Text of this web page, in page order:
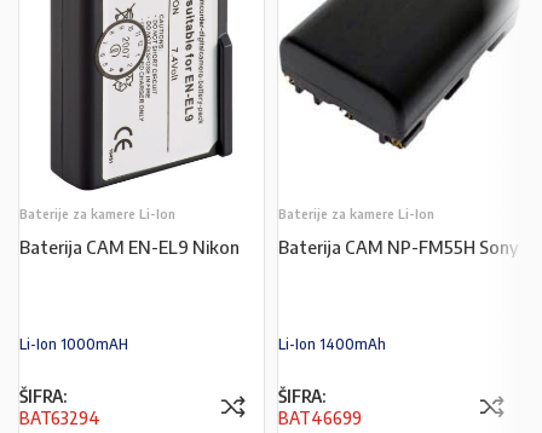
Baterije za kamere Li-Ion
Baterija CAM EN-EL9 Nikon
Li-Ion 1000mAH
ŠIFRA:
BAT63294
Baterije za kamere Li-Ion
Baterija CAM NP-FM55H Sony
Li-Ion 1400mAh
ŠIFRA:
BAT46699